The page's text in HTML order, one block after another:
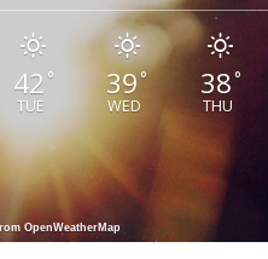
42 °
TUE
39°
WED
38°
THU
OpenWeatherMap